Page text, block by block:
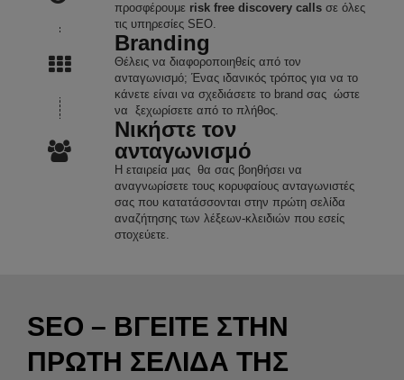
προσφέρουμε risk free discovery calls σε όλες
τις υπηρεσίες SEO.
Branding
Θέλεις να διαφοροποιηθείς από τον
ανταγωνισμό; Ένας ιδανικός τρόπος για να το
κάνετε είναι να σχεδιάσετε το brand σας ώστε
να ξεχωρίσετε από το πλήθος.
Νικήστε τον
ανταγωνισμό
Η εταιρεία μας θα σας βοηθήσει να
αναγνωρίσετε τους κορυφαίους ανταγωνιστές
σας που κατατάσσονται στην πρώτη σελίδα
αναζήτησης των λέξεων-κλειδιών που εσείς
στοχεύετε.
SEO – ΒΓΕΙΤΕ ΣΤΗΝ
ΠΡΩΤΗ ΣΕΛΙΔΑ ΤΗΣ